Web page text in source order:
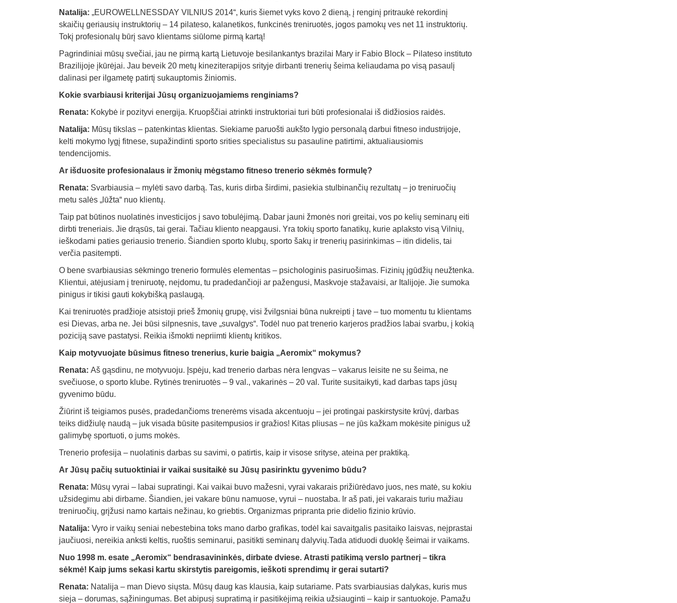
Natalija: „EUROWELLNESSDAY VILNIUS 2014“, kuris šiemet vyks kovo 2 dieną, į renginį pritraukė rekordinį
skaičių geriausių instruktorių – 14 pilateso, kalanetikos, funkcinės treniruotės, jogos pamokų ves net 11 instruktorių.
Tokį profesionalų būrį savo klientams siūlome pirmą kartą!
Pagrindiniai mūsų svečiai, jau ne pirmą kartą Lietuvoje besilankantys brazilai Mary ir Fabio Block – Pilateso instituto
Brazilijoje įkūrėjai. Jau beveik 20 metų kineziterapijos srityje dirbanti trenerių šeima keliaudama po visą pasaulį
dalinasi per ilgametę patirtį sukauptomis žiniomis.
Kokie svarbiausi kriterijai Jūsų organizuojamiems renginiams?
Renata: Kokybė ir pozityvi energija. Kruopščiai atrinkti instruktoriai turi būti profesionalai iš didžiosios raidės.
Natalija: Mūsų tikslas – patenkintas klientas. Siekiame paruošti aukšto lygio personalą darbui fitneso industrijoje,
kelti mokymo lygį fitnese, supažindinti sporto srities specialistus su pasauline patirtimi, aktualiausiomis
tendencijomis.
Ar išduosite profesionalaus ir žmonių mėgstamo fitneso trenerio sėkmės formulę?
Renata: Svarbiausia – mylėti savo darbą. Tas, kuris dirba širdimi, pasiekia stulbinančių rezultatų – jo treniruočių
metu salės „lūžta“ nuo klientų.
Taip pat būtinos nuolatinės investicijos į savo tobulėjimą. Dabar jauni žmonės nori greitai, vos po kelių seminarų eiti
dirbti treneriais. Jie drąsūs, tai gerai. Tačiau kliento neapgausi. Yra tokių sporto fanatikų, kurie aplaksto visą Vilnių,
ieškodami paties geriausio trenerio. Šiandien sporto klubų, sporto šakų ir trenerių pasirinkimas – itin didelis, tai
verčia pasitempti.
O bene svarbiausias sėkmingo trenerio formulės elementas – psichologinis pasiruošimas. Fizinių įgūdžių neužtenka.
Klientui, atėjusiam į treniruotę, neįdomu, tu pradedančioji ar pažengusi, Maskvoje stažavaisi, ar Italijoje. Jie sumoka
pinigus ir tikisi gauti kokybišką paslaugą.
Kai treniruotės pradžioje atsistoji prieš žmonių grupę, visi žvilgsniai būna nukreipti į tave – tuo momentu tu klientams
esi Dievas, arba ne. Jei būsi silpnesnis, tave „suvalgys“. Todėl nuo pat trenerio karjeros pradžios labai svarbu, į kokią
poziciją save pastatysi. Reikia išmokti nepriimti klientų kritikos.
Kaip motyvuojate būsimus fitneso trenerius, kurie baigia „Aeromix“ mokymus?
Renata: Aš gąsdinu, ne motyvuoju. Įspėju, kad trenerio darbas nėra lengvas – vakarus leisite ne su šeima, ne
svečiuose, o sporto klube. Rytinės treniruotės – 9 val., vakarinės – 20 val. Turite susitaikyti, kad darbas taps jūsų
gyvenimo būdu.
Žiūrint iš teigiamos pusės, pradedančioms trenerėms visada akcentuoju – jei protingai paskirstysite krūvį, darbas
teiks didžiulę naudą – juk visada būsite pasitempusios ir gražios! Kitas pliusas – ne jūs kažkam mokėsite pinigus už
galimybę sportuoti, o jums mokės.
Trenerio profesija – nuolatinis darbas su savimi, o patirtis, kaip ir visose srityse, ateina per praktiką.
Ar Jūsų pačių sutuoktiniai ir vaikai susitaikė su Jūsų pasirinktu gyvenimo būdu?
Renata: Mūsų vyrai – labai supratingi. Kai vaikai buvo mažesni, vyrai vakarais prižiūrėdavo juos, nes matė, su kokiu
užsidegimu abi dirbame. Šiandien, jei vakare būnu namuose, vyrui – nuostaba. Ir aš pati, jei vakarais turiu mažiau
treniruočių, grįžusi namo kartais nežinau, ko griebtis. Organizmas pripranta prie didelio fizinio krūvio.
Natalija: Vyro ir vaikų seniai nebestebina toks mano darbo grafikas, todėl kai savaitgalis pasitaiko laisvas, neįprastai
jaučiuosi, nereikia anksti keltis, ruoštis seminarui, pasitikti seminarų dalyvių.Tada atiduodi duoklę šeimai ir vaikams.
Nuo 1998 m. esate „Aeromix“ bendrasavininkės, dirbate dviese. Atrasti patikimą verslo partnerį – tikra
sėkmė! Kaip jums sekasi kartu skirstytis pareigomis, ieškoti sprendimų ir gerai sutarti?
Renata: Natalija – man Dievo siųsta. Mūsų daug kas klausia, kaip sutariame. Pats svarbiausias dalykas, kuris mus
sieja – dorumas, sąžiningumas. Bet abipusį supratimą ir pasitikėjimą reikia užsiauginti – kaip ir santuokoje. Pamažu